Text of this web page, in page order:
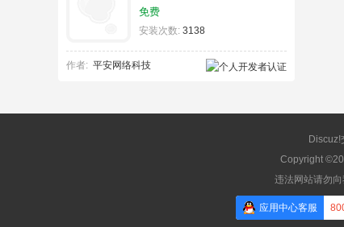
免费
安装次数: 3138
作者: 平安网络科技
Discuz!
Copyright
违法网站请勿
应用中心客服